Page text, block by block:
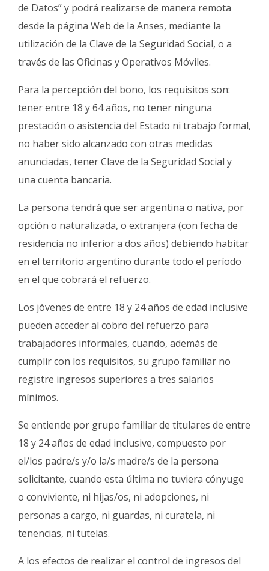
de Datos” y podrá realizarse de manera remota
desde la página Web de la Anses, mediante la
utilización de la Clave de la Seguridad Social, o a
través de las Oficinas y Operativos Móviles.
Para la percepción del bono, los requisitos son:
tener entre 18 y 64 años, no tener ninguna
prestación o asistencia del Estado ni trabajo formal,
no haber sido alcanzado con otras medidas
anunciadas, tener Clave de la Seguridad Social y
una cuenta bancaria.
La persona tendrá que ser argentina o nativa, por
opción o naturalizada, o extranjera (con fecha de
residencia no inferior a dos años) debiendo habitar
en el territorio argentino durante todo el período
en el que cobrará el refuerzo.
Los jóvenes de entre 18 y 24 años de edad inclusive
pueden acceder al cobro del refuerzo para
trabajadores informales, cuando, además de
cumplir con los requisitos, su grupo familiar no
registre ingresos superiores a tres salarios
mínimos.
Se entiende por grupo familiar de titulares de entre
18 y 24 años de edad inclusive, compuesto por
el/los padre/s y/o la/s madre/s de la persona
solicitante, cuando esta última no tuviera cónyuge
o conviviente, ni hijas/os, ni adopciones, ni
personas a cargo, ni guardas, ni curatela, ni
tenencias, ni tutelas.
A los efectos de realizar el control de ingresos del